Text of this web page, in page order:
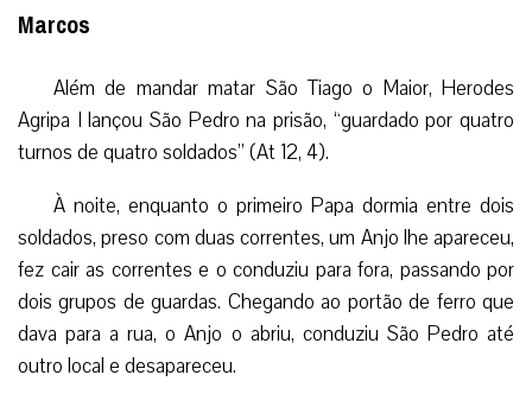
Marcos
Além de mandar matar São Tiago o Maior, Herodes
Agripa I lançou São Pedro na prisão, “guardado por quatro
turnos de quatro soldados” (At 12, 4).
À noite, enquanto o primeiro Papa dormia entre dois
soldados, preso com duas correntes, um Anjo lhe apareceu,
fez cair as correntes e o conduziu para fora, passando por
dois grupos de guardas. Chegando ao portão de ferro que
dava para a rua, o Anjo o abriu, conduziu São Pedro até
outro local e desapareceu.